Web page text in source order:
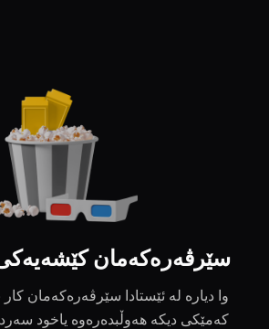
سێرڤەرەکەمان
وا دیارە لە ئێستادا سێرڤەرەکەمان کار
کەمێکی دیکە هەوڵبدەرەوە یاخود